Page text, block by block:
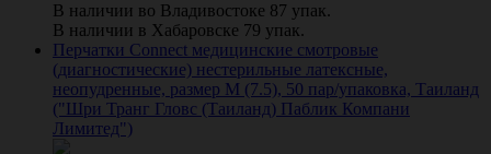
В наличии во Владивостоке 87 упак.
В наличии в Хабаровске 79 упак.
Перчатки Connect медицинские смотровые
(диагностические) нестерильные латексные,
неопудренные, размер M (7.5), 50 пар/упаковка, Таиланд
("Шри Транг Гловс (Таиланд) Паблик Компани
Лимитед")